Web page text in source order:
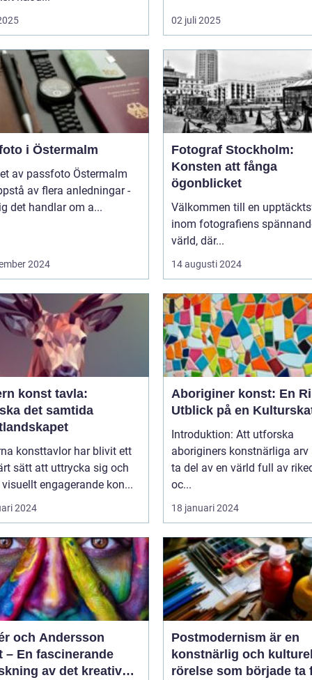
02 juli 2025
i Östermalm
av passfoto Östermalm
av flera anledningar -
det handlar om a...
2024
Fotograf Stockholm:
Konsten att fånga
ögonblicket
Välkommen till en
inom fotografiens
värld, där...
14 augusti 2024
konst tavla:
det samtida
konsttavlor har blivit ett
sätt att uttrycka sig och
engagerande kon...
2024
Aboriginer konst: En
Utblick på en
Introduktion: Att utforska
aboriginers konstnärliga arv
ta del av en värld full av
oc...
18 januari 2024
och Andersson
– En fascinerande
av det kreativa
Postmodernism är en
konstnärlig och
rörelse som började ta